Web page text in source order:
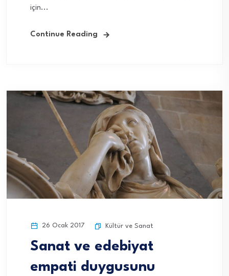
için...
Continue Reading
26 Ocak 2017 Kültür ve Sanat
Sanat ve edebiyat
empati duygusunu